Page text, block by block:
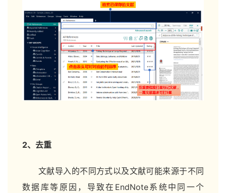
2、去重
文献导入的不同方式以及文献可能来源于不同
数据库等原因，导致在EndNote系统中同一个